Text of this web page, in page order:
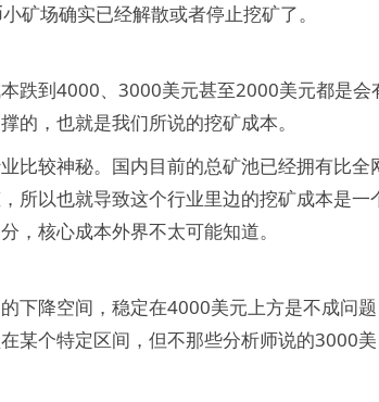
矿场确实已经解散或者停止挖矿了。
跌到4000、3000美元甚至2000美元都是会
的，也就是我们所说的挖矿成本。
比较神秘。国内目前的总矿池已经拥有比全
所以也就导致这个行业里边的挖矿成本是一
，核心成本外界不太可能知道。
下降空间，稳定在4000美元上方是不成问题
某个特定区间，但不那些分析师说的3000美